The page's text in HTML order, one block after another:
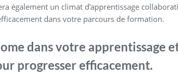
également un climat d’apprentissage
dans votre parcours de formation.
dans votre apprentissage
progresser efficacement.